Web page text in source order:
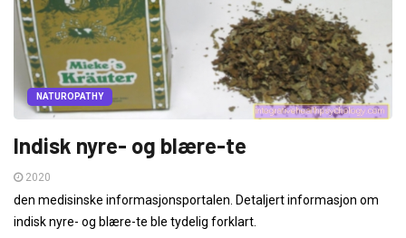
NATUROPATHY
Indisk nyre- og blære-te
2020
den medisinske informasjonsportalen. Detaljert informasjon om
indisk nyre- og blære-te ble tydelig forklart.